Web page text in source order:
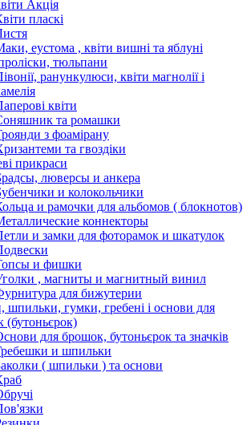
Акція
пласкі
еустома , квіти вишні та яблуні
тюльпани
ранункулюси, квіти магнолії і
квіти
та ромашки
з фоамірану
та гвоздіки
прикраси
люверсы и анкера
и колокольчики
и рамочки для альбомов ( блокнотов)
коннекторы
и замки для фоторамок и шкатулок
и фишки
, магниты и магнитный винил
для бижутерии
шпильки, гумки, гребені і основи для
(бутоньєрок)
для брошок, бутоньєрок та значків
и шпильки
( шпильки ) та основи